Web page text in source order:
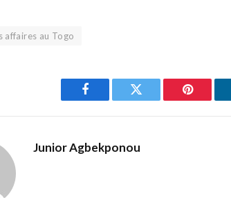
affaires au Togo
Facebook Twitter Pinterest
Junior Agbekponou